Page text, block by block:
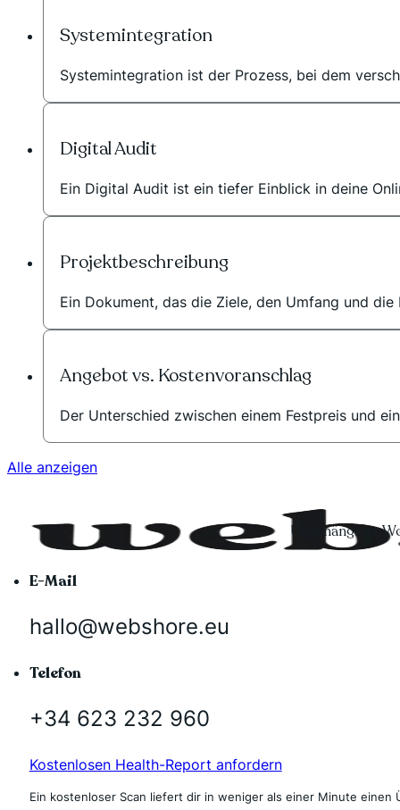
Systemintegration
Systemintegration ist der Prozess, bei dem
Digital Audit
Ein Digital Audit ist ein tiefer Einblick in deine
Projektbeschreibung
Ein Dokument, das die Ziele, den Umfang und
Angebot vs. Kostenvoranschlag
Der Unterschied zwischen einem Festpreis und
Alle anzeigen
Unabhängiger
E-Mail
hallo@webshore.eu
Telefon
+34 623 232 960
Kostenlosen Health-Report anfordern
Ein kostenloser Scan liefert dir in weniger als einer Minute einen